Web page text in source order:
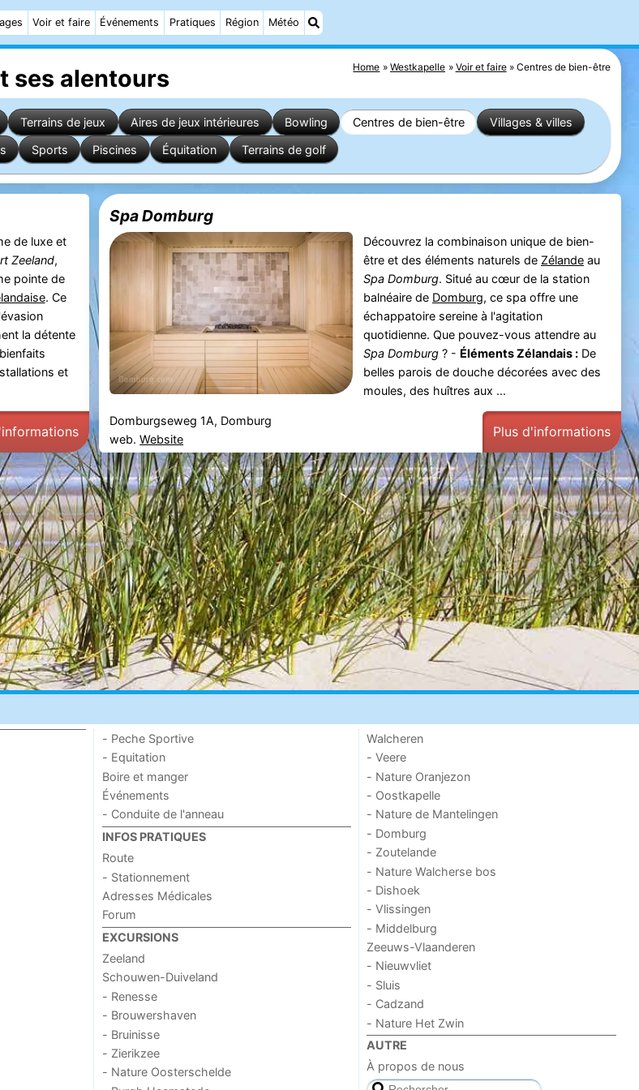
Voir et faire Événements Pratiques Région Météo
Home Westkapelle Voir et faire Centres de bien-être
ses alentours
Terrains de jeux Aires de jeux intérieures Bowling Centres de bien-être
Villages & villes
Sports Piscines Équitation Terrains de golf
de luxe et
Zeeland,
pointe de
. Ce
la détente
et
Spa Domburg
Découvrez la combinaison unique de bien-
être et des éléments naturels de Zélandeau
Spa Domburg. Situé au cœur de la station
balnéaire de Domburg, ce spa offre une
échappatoire sereine à l'agitation
quotidienne. Que pouvez-vous attendre au
Spa Domburg? - Éléments Zélandais :De
belles parois de douche décorées avec des
moules, des huîtres aux ...
Domburgseweg 1A, Domburg
web.Website Plus d'informations
- Peche Sportive
- Equitation
Boire et manger
Événements
- Conduite de l'anneau
INFOS PRATIQUES
Route
- Stationnement
Adresses Médicales
Forum
EXCURSIONS
Zeeland
Schouwen-Duiveland
- Renesse
- Brouwershaven
- Bruinisse
- Zierikzee
- Nature Oosterschelde
Walcheren
- Veere
- Nature Oranjezon
- Oostkapelle
- Nature de Mantelingen
- Domburg
- Zoutelande
- Nature Walcherse bos
- Dishoek
- Vlissingen
- Middelburg
Zeeuws-Vlaanderen
- Nieuwvliet
- Sluis
- Cadzand
- Nature Het Zwin
AUTRE
À propos de nous